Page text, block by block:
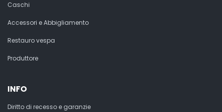
Caschi
Accessori e Abbigliamento
Restauro vespa
Produttore
INFO
Diritto di recesso e garanzie